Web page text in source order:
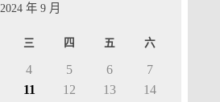
2024 年 9 月
三 四 五 六
4 5 6
7
11 12 13
14